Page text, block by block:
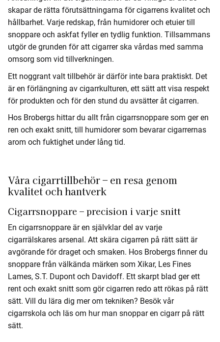
skapar de rätta förutsättningarna för cigarrens kvalitet och
hållbarhet. Varje redskap, från humidorer och etuier till
snoppare och askfat fyller en tydlig funktion. Tillsammans
utgör de grunden för att cigarrer ska vårdas med samma
omsorg som vid tillverkningen.
Ett noggrant valt tillbehör är därför inte bara praktiskt. Det
är en förlängning av cigarrkulturen, ett sätt att visa respekt
för produkten och för den stund du avsätter åt cigarren.
Hos Brobergs hittar du allt från cigarrsnoppare som ger en
ren och exakt snitt, till humidorer som bevarar cigarrernas
arom och fuktighet under lång tid.
Våra cigarrtillbehör – en resa genom
kvalitet och hantverk
Cigarrsnoppare – precision i varje snitt
En cigarrsnoppare är en självklar del av varje
cigarrälskares arsenal. Att skära cigarren på rätt sätt är
avgörande för draget och smaken. Hos Brobergs finner du
snoppare från välkända märken som Xikar, Les Fines
Lames, S.T. Dupont och Davidoff. Ett skarpt blad ger ett
rent och exakt snitt som gör cigarren redo att rökas på rätt
sätt. Vill du lära dig mer om tekniken? Besök vår
cigarrskola och läs om hur man snoppar en cigarr på rätt
sätt.